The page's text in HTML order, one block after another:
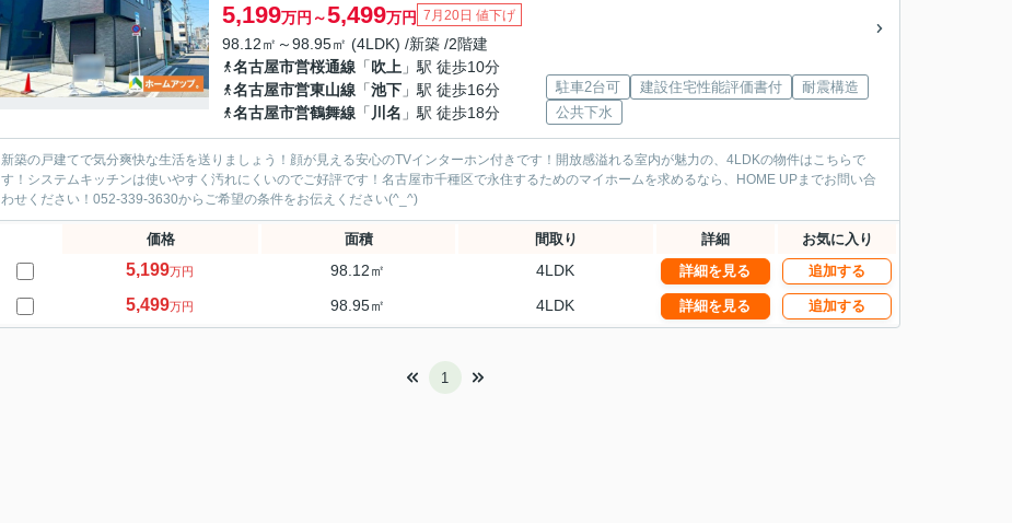
5,199万円～5,499万円 7月20日 値下げ
98.12㎡～98.95㎡ (4LDK) /新築 /2階建
名古屋市営桜通線 「吹上 」駅 徒歩10分
名古屋市営東山線 「池下 」駅 徒歩16分
名古屋市営鶴舞線 「 川名 」駅 徒歩18分
駐車2台可 建設住宅性能評価書付
耐震構造
公共下水
新築の戸建てで気分爽快な生活を送りましょう！顔が見える安心のTVインターホン付きです！開放感溢れる室内が魅力の、4LDKの物件はこちらで
す！システムキッチンは使いやすく汚れにくいのでご好評です！名古屋市千種区で永住するためのマイホームを求めるなら、HOME UPまでお問い合
わせください！052-339-3630からご希望の条件をお伝えください(^_^)
価格 面積 間取り 詳細 お気に入り
5,199万円 98.12㎡ 4LDK 詳細を見る 追加する
5,499万円 98.95㎡ 4LDK 詳細を見る 追加する
1